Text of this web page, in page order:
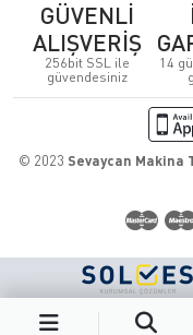
GÜVENLİ
ALIŞVERİŞ
256bit SSL ile
güvendesiniz
14
© 2023 Sevaycan Makina